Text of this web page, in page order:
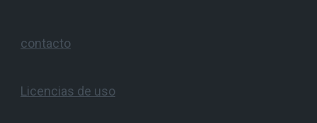
contacto
Licencias de uso